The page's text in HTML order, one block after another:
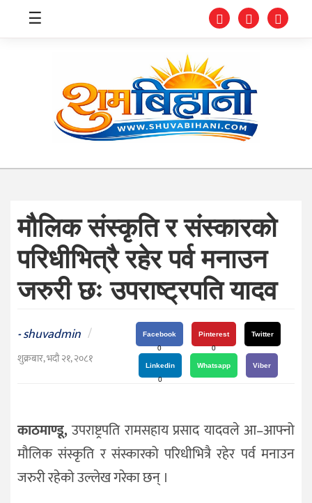
स्वास्थ्य
शिक्षा
संघीय
प्रविधि
जीवनशैली
दर्शन
/
संस्कृति
राजनीति
☰
मौलिक संस्कृति र संस्कारको
परिधीभित्रै रहेर पर्व मनाउन
जरुरी छः उपराष्ट्रपति यादव
-shuvadmin /
शुक्रबार, भदौ २१, २०८१
Facebook
0
Pinterest
0
Twitter
Linkedin
0
Whatsapp Viber
काठमाण्डू,उपराष्ट्रपति रामसहाय प्रसाद यादवले आ–आफ्नो
मौलिक संस्कृति र संस्कारको परिधीभित्रै रहेर पर्व मनाउन
जरुरी रहेको उल्लेख गरेका छन् ।